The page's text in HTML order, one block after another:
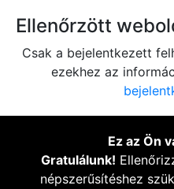
Ellenőrzött
Csak a bejelentkezett
ezekhez az
Ez az Ön
Gratulálunk!
népszerűsítéshez